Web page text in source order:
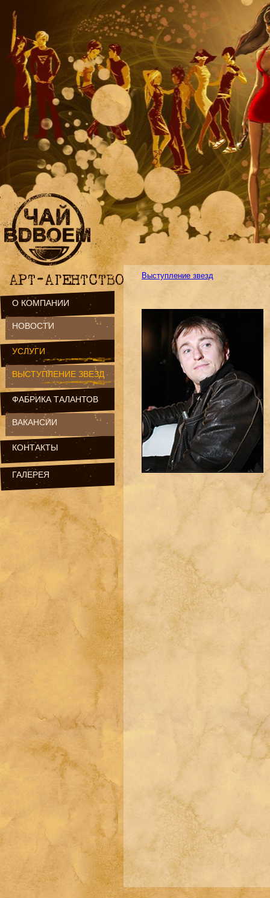
Выступление звезд
О КОМПАНИИ
НОВОСТИ
УСЛУГИ
ВЫСТУПЛЕНИЕ ЗВЕЗД
ФАБРИКА ТАЛАНТОВ
ВАКАНСИИ
КОНТАКТЫ
ГАЛЕРЕЯ